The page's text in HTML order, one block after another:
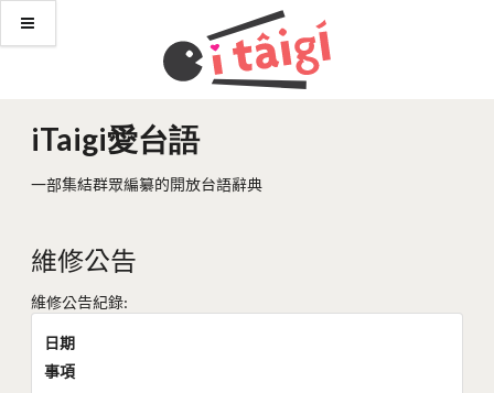
iTaigi愛台語
一部集結群眾編纂的開放台語辭典
維修公告
維修公告紀錄:
日期
事項